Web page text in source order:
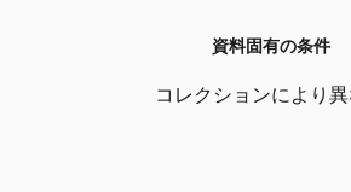
資料固有の条件
コレクションにより